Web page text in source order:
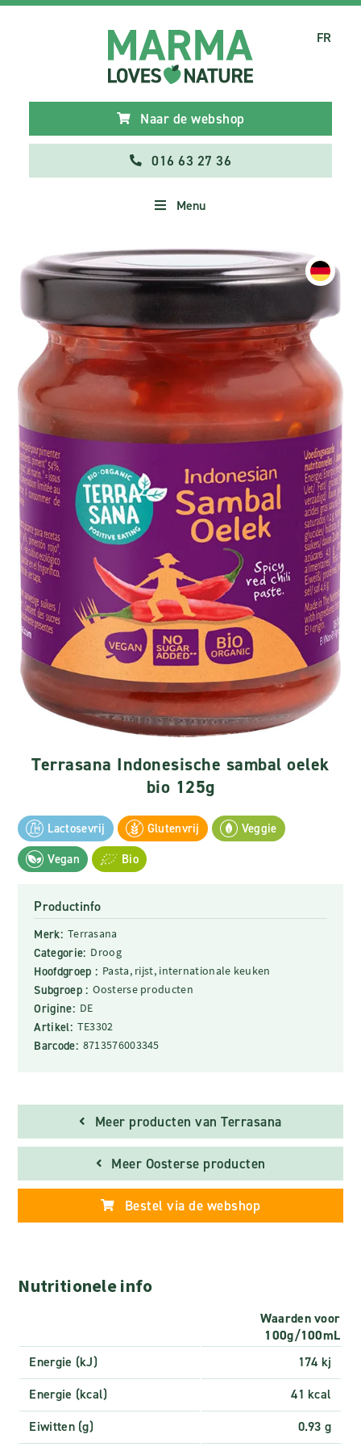
Naar de webshop
016 63 27 36
Menu
FR
Terrasana Indonesische sambal oelek
bio 125g
Lactosevrij Glutenvrij
Veggie
Vegan
Bio
Productinfo
Merk: Terrasana
Categorie: Droog
Hoofdgroep : Pasta, rijst, internationale keuken
Subgroep : Oosterse producten
Origine: DE
Artikel: TE3302
Barcode: 8713576003345
Meer producten van Terrasana
Meer Oosterse producten
Bestel via de webshop
Nutritionele info
Waarden voor
100g/100mL
Energie (kJ)
174 kj
Energie (kcal)
41 kcal
Eiwitten (g)
0.93 g